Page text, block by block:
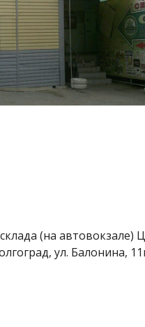
(на автовокзале)
ул. Балонина,